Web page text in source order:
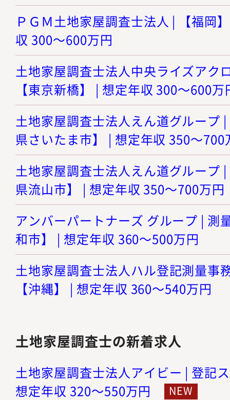
ＰＧＭ土地家屋調査士法人 | 【福岡
収 300～600万円
土地家屋調査士法人中央ライズアク
【東京新橋】 | 想定年収 300～600万
土地家屋調査士法人えん道グループ
県さいたま市】 | 想定年収 350～700
土地家屋調査士法人えん道グループ
県流山市】 | 想定年収 350～700万円
アンバーパートナーズ グループ | 測
和市】 | 想定年収 360～500万円
土地家屋調査士法人ハル登記測量事
【沖縄】 | 想定年収 360～540万円
土地家屋調査士の新着求人
土地家屋調査士法人アイビー | 登記
想定年収 320～550万円